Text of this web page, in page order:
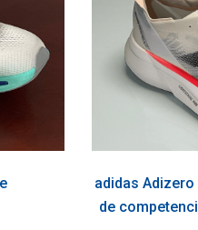
adidas
de